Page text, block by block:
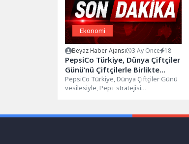
Ekonomi
Beyaz Haber Ajansı 3 Ay Önce 18
PepsiCo Türkiye, Dünya Çiftçiler
Günü’nü Çiftçilerle Birlikte
Tarımın Geleceğini İnşa Ederek
Kutluyor
PepsiCo Türkiye, Dünya Çiftçiler Günü
vesilesiyle, Pep+ stratejisi